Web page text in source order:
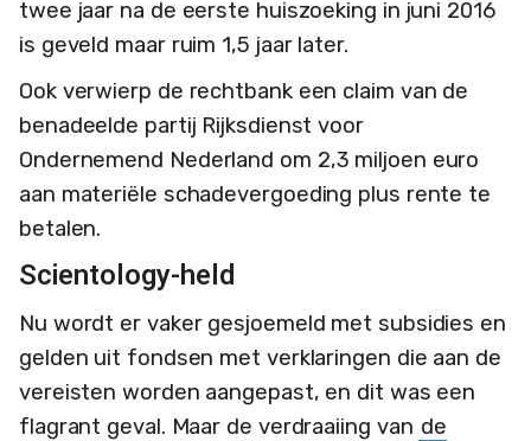
twee jaar na de eerste huiszoeking in juni 2016
is geveld maar ruim 1,5 jaar later.
Ook verwierp de rechtbank een claim van de
benadeelde partij Rijksdienst voor
Ondernemend Nederland om 2,3 miljoen euro
aan materiële schadevergoeding plus rente te
betalen.
Scientology-held
Nu wordt er vaker gesjoemeld met subsidies en
gelden uit fondsen met verklaringen die aan de
vereisten worden aangepast, en dit was een
flagrant geval. Maar de verdraaiing van de